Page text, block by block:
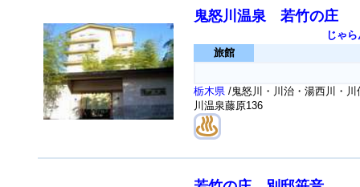
鬼怒川温泉 若竹の庄
じゃ
旅館
栃木県 /鬼怒川・川治・湯西川・
川温泉藤原136